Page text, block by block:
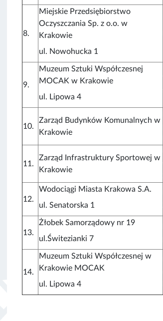
8.
Miejskie Przedsiębiorstwo
Oczyszczania Sp. z o.o. w
Krakowie
ul. Nowohucka 1
9.
Muzeum Sztuki Współczesnej
MOCAK w Krakowie
ul. Lipowa 4
10.
Zarząd Budynków Komunalnych w
Krakowie
11.
Zarząd Infrastruktury Sportowej w
Krakowie
12.
Wodociągi Miasta Krakowa S.A.
ul. Senatorska 1
13.
Żłobek Samorządowy nr 19
ul.Świtezianki 7
14.
Muzeum Sztuki Współczesnej w
Krakowie MOCAK
ul. Lipowa 4